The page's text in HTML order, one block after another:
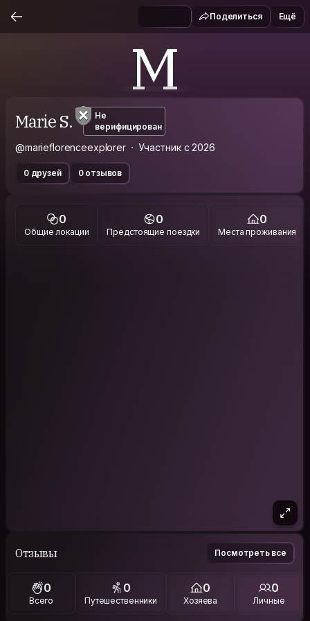
Поделиться Ещё
M
Marie S.
Не
верифицирован
@marieflorenceexplorer Участник с 2026
0 друзей 0 отзывов
0
Общие локации
0
Предстоящие поездки
0
Места проживания
Отзывы Посмотреть все
0
Всего
0
Путешественники
0
Хозяева
0
Личные